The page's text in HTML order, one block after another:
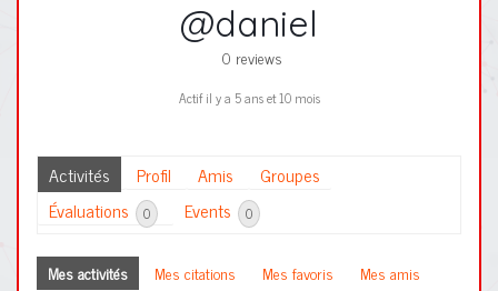
@daniel
0 reviews
Actif il y a 5 ans et 10 mois
Activités Profil Amis
Groupes
Évaluations
0 Events 0
Mes activités Mes citations Mes favoris
Mes amis